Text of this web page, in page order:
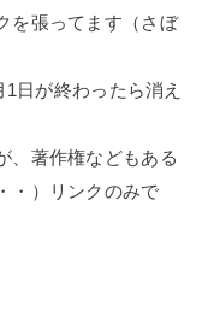
を張ってます（さぼ
日が終わったら消え
、著作権などもある
・）リンクのみで